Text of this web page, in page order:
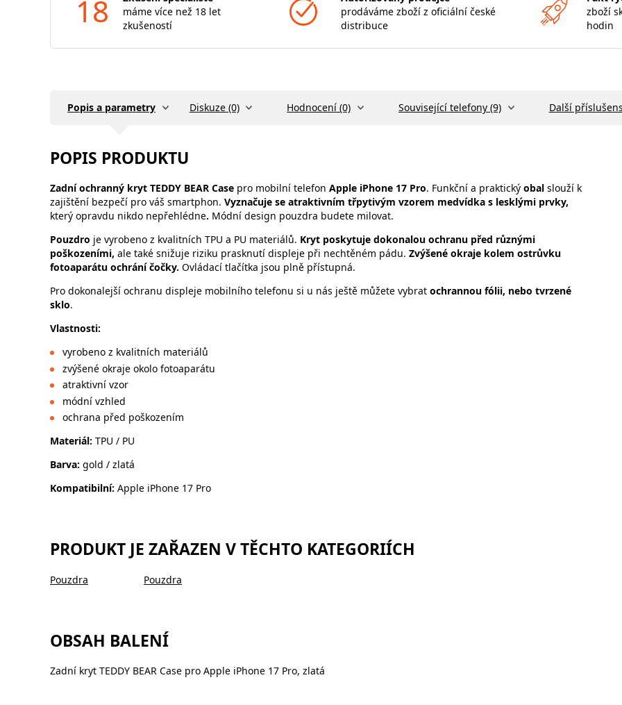
18
máme více než 18 let
zkušeností
prodáváme zboží z oficiální české
distribuce
zboží
hodin
Popis a parametry Diskuze (0) Hodnocení (0) Související telefony (9) Další
POPIS PRODUKTU
Zadní ochranný kryt TEDDY BEAR Case pro mobilní telefon Apple iPhone 17 Pro. Funkční a praktický obal slouží k
zajištění bezpečí pro váš smartphon. Vyznačuje se atraktivním třpytivým vzorem medvídka s lesklými prvky,
který opravdu nikdo nepřehlédne. Módní design pouzdra budete milovat.
Pouzdro je vyrobeno z kvalitních TPU a PU materiálů. Kryt poskytuje dokonalou ochranu před různými
poškozeními, ale také snižuje riziku prasknutí displeje při nechtěném pádu. Zvýšené okraje kolem ostrůvku
fotoaparátu ochrání čočky. Ovládací tlačítka jsou plně přístupná.
Pro dokonalejší ochranu displeje mobilního telefonu si u nás ještě můžete vybrat ochrannou fólii, nebo tvrzené
sklo.
Vlastnosti:
vyrobeno z kvalitních materiálů
zvýšené okraje okolo fotoaparátu
atraktivní vzor
módní vzhled
ochrana před poškozením
Materiál: TPU / PU
Barva: gold / zlatá
Kompatibilní: Apple iPhone 17 Pro
PRODUKT JE ZAŘAZEN V TĚCHTO KATEGORIÍCH
Pouzdra Pouzdra
OBSAH BALENÍ
Zadní kryt TEDDY BEAR Case pro Apple iPhone 17 Pro, zlatá